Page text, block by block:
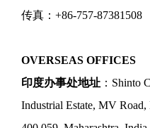
传真：+86-757-87381508
OVERSEAS OFFICES
印度办事处地址 ：Shinto
Industrial Estate, MV